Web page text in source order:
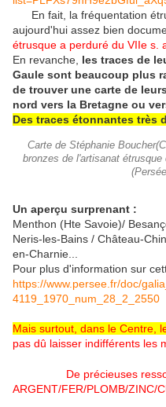
En fait, la fréquentation
aujourd'hui assez bien
étrusque a perduré du VIIe s.
En revanche, les traces de
Gaule sont beaucoup plus
de trouver une carte de
nord vers la Bretagne ou
Des traces étonnantes très
Carte de Stéphanie
bronzes de l'artisanat
Un aperçu surprenant :
Menthon (Hte Savoie)/
Neris-les-Bains / Château-
en-Charnie...
Pour plus d'information sur
https://www.persee.fr/doc/
4119_1970_num_28_2_2550
Mais surtout, dans le Centre,
pas dû laisser indifférents les
De précieuses
ARGENT/FER/PLOMB/ZINC/